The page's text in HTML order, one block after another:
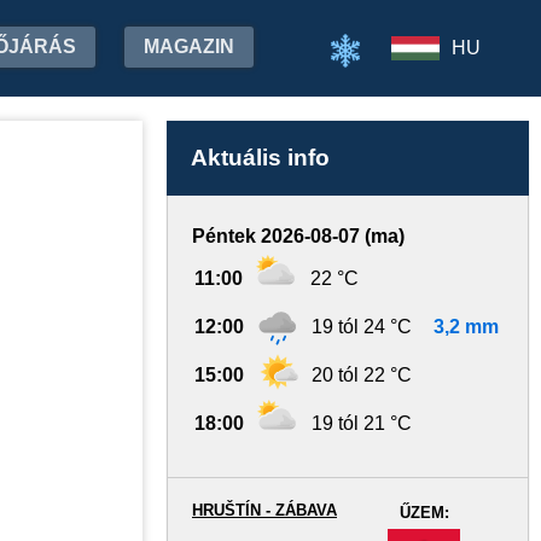
MAGAZIN HU
Aktuális info
Péntek 2026-08-07 (ma)
11:00 22 °C
12:00 19 tól 24 °C 3,2 mm
15:00 20 tól 22 °C
18:00 19 tól 21 °C
ŰZEM:
HRUŠTÍN - ZÁBAVA